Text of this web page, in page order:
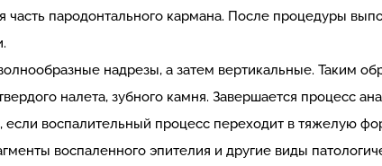
часть пародонтального кармана. После процедуры
надрезы, а затем вертикальные. Таким
налета, зубного камня. Завершается процесс
если воспалительный процесс переходит в тяжелую
воспаленного эпителия и другие виды